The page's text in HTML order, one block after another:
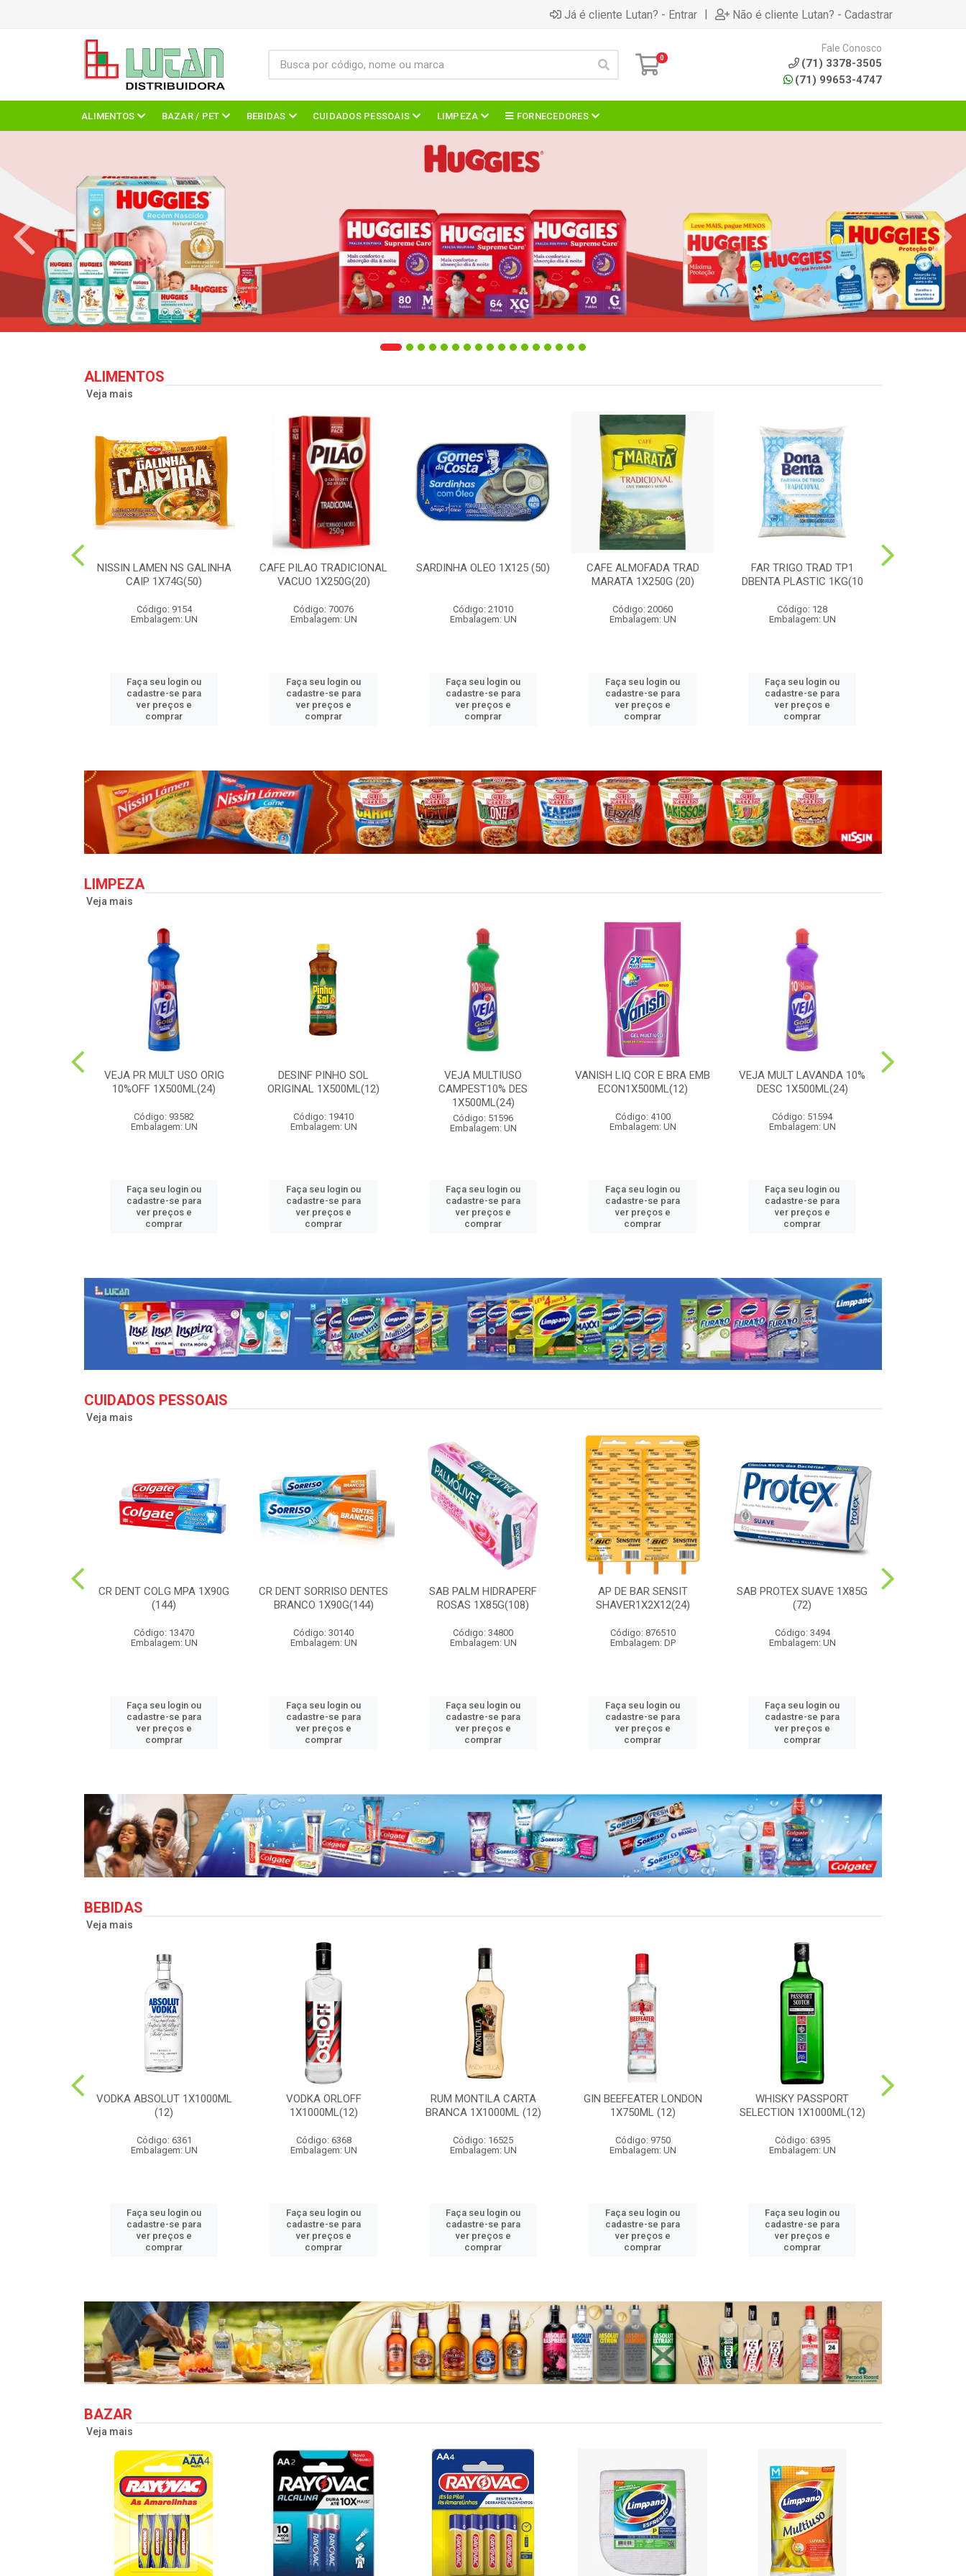
Já é cliente Lutan? - Entrar | Não é cliente Lutan? - Cadastrar
0
Fale Conosco
(71) 3378-3505
(71) 99653-4747
ALIMENTOS BAZAR / PET BEBIDAS CUIDADOS PESSOAIS LIMPEZA FORNECEDORES
ALIMENTOS
Veja mais
NISSIN LAMEN NS GALINHA
CAIP 1X74G(50)
Código: 9154
Embalagem: UN
Faça seu login ou
cadastre-se para
ver preços e
comprar
CAFE PILAO TRADICIONAL
VACUO 1X250G(20)
Código: 70076
Embalagem: UN
Faça seu login ou
cadastre-se para
ver preços e
comprar
SARDINHA OLEO 1X125 (50)
Código: 21010
Embalagem: UN
Faça seu login ou
cadastre-se para
ver preços e
comprar
CAFE ALMOFADA TRAD
MARATA 1X250G (20)
Código: 20060
Embalagem: UN
Faça seu login ou
cadastre-se para
ver preços e
comprar
FAR TRIGO TRAD TP1
DBENTA PLASTIC 1KG(10
Código: 128
Embalagem: UN
Faça seu login ou
cadastre-se para
ver preços e
comprar
LIMPEZA
Veja mais
VEJA PR MULT USO ORIG
10%OFF 1X500ML(24)
Código: 93582
Embalagem: UN
Faça seu login ou
cadastre-se para
ver preços e
comprar
DESINF PINHO SOL
ORIGINAL 1X500ML(12)
Código: 19410
Embalagem: UN
Faça seu login ou
cadastre-se para
ver preços e
comprar
VEJA MULTIUSO
CAMPEST10% DES
1X500ML(24)
Código: 51596
Embalagem: UN
Faça seu login ou
cadastre-se para
ver preços e
comprar
VANISH LIQ COR E BRA EMB
ECON1X500ML(12)
Código: 4100
Embalagem: UN
Faça seu login ou
cadastre-se para
ver preços e
comprar
VEJA MULT LAVANDA 10%
DESC 1X500ML(24)
Código: 51594
Embalagem: UN
Faça seu login ou
cadastre-se para
ver preços e
comprar
CUIDADOS PESSOAIS
Veja mais
CR DENT COLG MPA 1X90G
(144)
Código: 13470
Embalagem: UN
Faça seu login ou
cadastre-se para
ver preços e
comprar
CR DENT SORRISO DENTES
BRANCO 1X90G(144)
Código: 30140
Embalagem: UN
Faça seu login ou
cadastre-se para
ver preços e
comprar
SAB PALM HIDRAPERF
ROSAS 1X85G(108)
Código: 34800
Embalagem: UN
Faça seu login ou
cadastre-se para
ver preços e
comprar
AP DE BAR SENSIT
SHAVER1X2X12(24)
Código: 876510
Embalagem: DP
Faça seu login ou
cadastre-se para
ver preços e
comprar
SAB PROTEX SUAVE 1X85G
(72)
Código: 3494
Embalagem: UN
Faça seu login ou
cadastre-se para
ver preços e
comprar
BEBIDAS
Veja mais
VODKA ABSOLUT 1X1000ML
(12)
Código: 6361
Embalagem: UN
Faça seu login ou
cadastre-se para
ver preços e
comprar
VODKA ORLOFF
1X1000ML(12)
Código: 6368
Embalagem: UN
Faça seu login ou
cadastre-se para
ver preços e
comprar
RUM MONTILA CARTA
BRANCA 1X1000ML (12)
Código: 16525
Embalagem: UN
Faça seu login ou
cadastre-se para
ver preços e
comprar
GIN BEEFEATER LONDON
1X750ML (12)
Código: 9750
Embalagem: UN
Faça seu login ou
cadastre-se para
ver preços e
comprar
WHISKY PASSPORT
SELECTION 1X1000ML(12)
Código: 6395
Embalagem: UN
Faça seu login ou
cadastre-se para
ver preços e
comprar
BAZAR
Veja mais